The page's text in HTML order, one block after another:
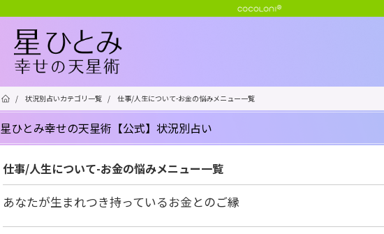
/ 状況別占いカテゴリ一覧 / 仕事/人生について-お金の悩みメニュー一覧
星ひとみ幸せの天星術【公式】状況別占い
仕事/人生について-お金の悩みメニュー一覧
あなたが生まれつき持っているお金とのご縁